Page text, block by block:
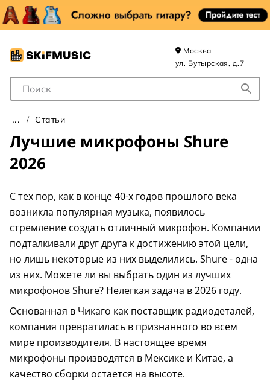
Поле для Поиска
Москва
ул. Бутырская, д.7
Статьи
Лучшие микрофоны Shure
2026
С тех пор, как в конце 40-х годов прошлого века
возникла популярная музыка, появилось
стремление создать отличный микрофон. Компании
подталкивали друг друга к достижению этой цели,
но лишь некоторые из них выделились. Shure - одна
из них. Можете ли вы выбрать один из лучших
микрофоновShure? Нелегкая задача в 2026 году.
Основанная в Чикаго как поставщик радиодеталей,
компания превратилась в признанного во всем
мире производителя. В настоящее время
микрофоны производятся в Мексике и Китае, а
качество сборки остается на высоте.